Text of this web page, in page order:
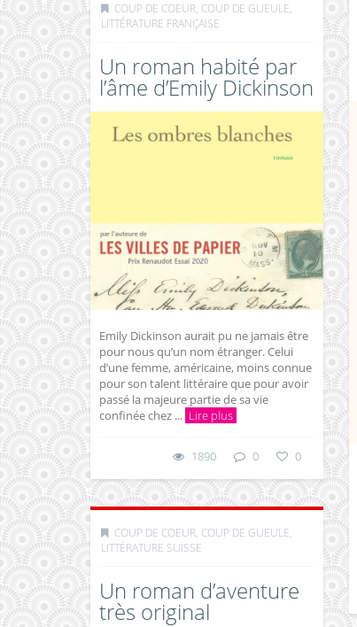
COUP DE COEUR, COUP DE GUEULE,
LITTÉRATURE FRANÇAISE
Un roman habité par
l’âme d’Emily Dickinson
Emily Dickinson aurait pu ne jamais être
pour nous qu’un nom étranger. Celui
d’une femme, américaine, moins connue
pour son talent littéraire que pour avoir
passé la majeure partie de sa vie
confinée chez ... Lire plus
1890 0 0
COUP DE COEUR, COUP DE GUEULE,
LITTÉRATURE SUISSE
Un roman d’aventure
très original